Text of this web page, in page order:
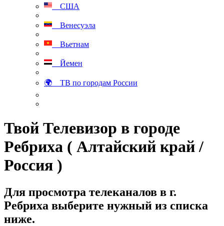
США
Венесуэла
Вьетнам
Йемен
🌍 ТВ по городам России
Твой Телевизор в городе
Ребриха ( Алтайский край /
Россия )
Для просмотра телеканалов в г.
Ребриха выберите нужный из списка
ниже.